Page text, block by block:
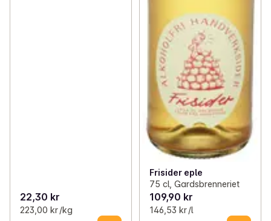
22,30 kr
223,00 kr /kg
Frisider eple
75 cl, Gardsbrenneriet
109,90 kr
146,53 kr /l